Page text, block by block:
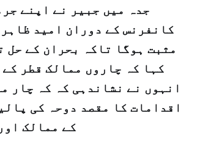
جدہ میں جبیر نے اپنے
کانفرنس کے دوران امید
مثبت ہوگا تاکہ بحران کے حل
کہا کہ چاروں ممالک قطر
انہوں نے نشاندہی کہ کہ چار
اقدامات کا مقصد دوحہ کی
کے ممالک